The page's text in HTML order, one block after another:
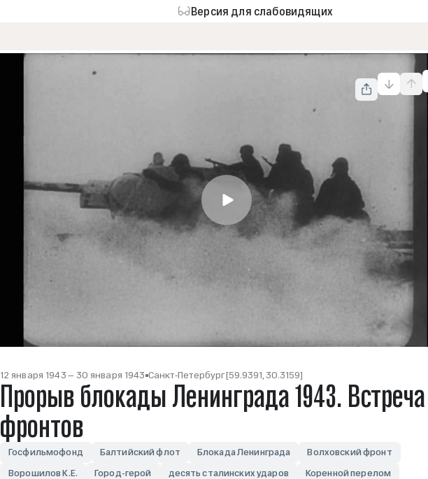
Версия для слабовидящих
12 января 1943 — 30 января 1943 Санкт-Петербург [59.9391, 30.3159]
Прорыв блокады Ленинграда 1943. Встреча
фронтов
Госфильмофонд Балтийский флот Блокада Ленинграда
Волховский фронт
Ворошилов К.Е.
Город-герой десять сталинских ударов
Коренной перелом